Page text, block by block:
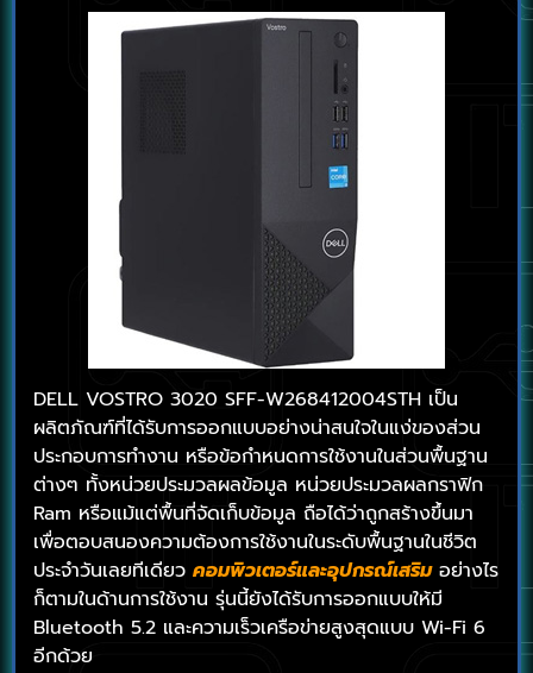
DELL VOSTRO 3020 SFF-W268412004STH เป็น
ผลิตภัณฑ์ที่ได้รับการออกแบบอย่างน่าสนใจในแง่ของส่วน
ประกอบการทำงาน หรือข้อกำหนดการใช้งานในส่วนพื้นฐาน
ต่างๆ ทั้งหน่วยประมวลผลข้อมูล หน่วยประมวลผลกราฟิก
Ram หรือแม้แต่พื้นที่จัดเก็บข้อมูล ถือได้ว่าถูกสร้างขึ้นมา
เพื่อตอบสนองความต้องการใช้งานในระดับพื้นฐานในชีวิต
ประจำวันเลยทีเดียว คอมพิวเตอร์และอุปกรณ์เสริมอย่างไร
ก็ตามในด้านการใช้งาน รุ่นนี้ยังได้รับการออกแบบให้มี
Bluetooth 5.2 และความเร็วเครือข่ายสูงสุดแบบ Wi-Fi 6
อีกด้วย